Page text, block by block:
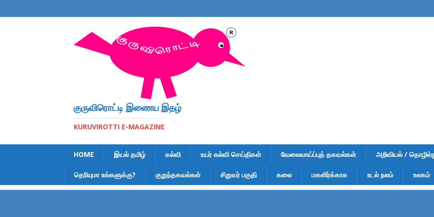
குருவிரொட்டி இணைய இதழ்
KURUVIROTTI E-MAGAZINE
HOME இயல் தமிழ் கல்வி உயர் கல்வி செய்திகள் வேலைவாய்ப்புத் தகவல்கள் அறிவியல் /
தெரியுமா உங்களுக்கு? குறுந்தகவல்கள் சிறுவர் பகுதி கலை மகளிர்க்காக உடல் நலம் உலகம்